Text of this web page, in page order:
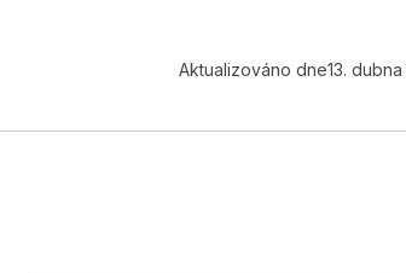
Aktualizováno dne13.